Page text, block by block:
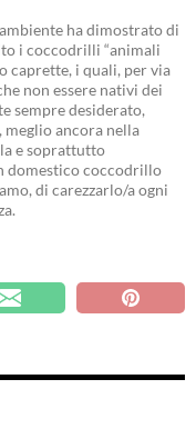
ha dimostrato di
i coccodrilli “animali
caprette, i quali, per via
non essere nativi dei
sempre desiderato,
meglio ancora nella
e soprattutto
domestico coccodrillo
di carezzarlo/a ogni